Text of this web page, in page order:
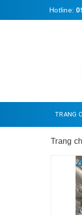
Hotline:
TRANG
Trang